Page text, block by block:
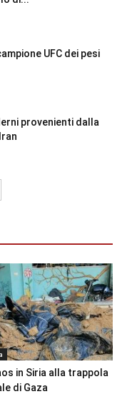
UFC dei pesi
provenienti dalla
in Siria alla trappola
di Gaza